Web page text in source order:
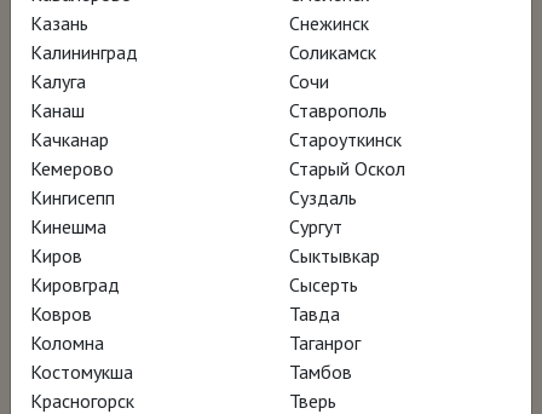
сам Фернандо Ботеро проводит экскурсию
по своей мастерской; его картины висят на
выставке рядом с произведениями Пабло
Пикассо.
В фильме «Ботеро» есть и живые съёмки из
10 городов в Европе, Китае, Колумбии и
США, и архивные видео, и семейные
фотографии. Звучат голоса художника и
членов его семьи, комментарии историков,
исследователей и кураторов, поясняющих
Казань
Калининград
Калуга
Канаш
Качканар
Кемерово
Кингисепп
Кинешма
Киров
Кировград
Ковров
Коломна
Костомукша
Красногорск
Снежинск
Соликамск
Сочи
Ставрополь
Староуткинск
Старый Оскол
Суздаль
Сургут
Сыктывкар
Сысерть
Тавда
Таганрог
Тамбов
Тверь